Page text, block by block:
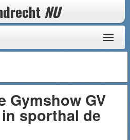
NU
Gymshow GV
sporthal de